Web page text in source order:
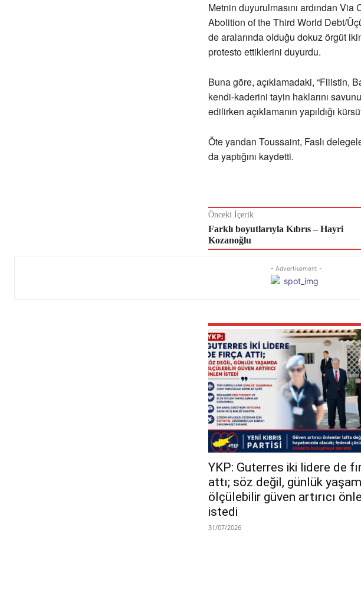
Metnin duyurulmasını ardından
Abolition of the Third World Debt/
de aralarında olduğu dokuz örgüt
protesto ettiklerini duyurdu.
Buna göre, açıklamadaki, “Filistin,
kendi-kaderini tayin haklarını
edilirken açıklamanın yapıldığı
Öte yandan Toussaint, Faslı
da yaptığını kaydetti.
Önceki İçerik
Farklı boyutlarıyla Kıbrıs – Hayri
Kozanoğlu
- Advertisement -
YKP: Guterres iki lidere de
attı; söz değil, günlük
ölçülebilir güven artırıcı
istedi
31/07/2026